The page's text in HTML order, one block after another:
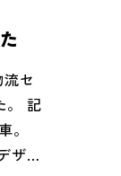
ぜ
EV
環
関係
ィ
大知
全力
セ
。 記
。
ザイ